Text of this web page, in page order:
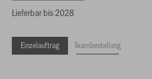
Lieferbar bis 2028
Einzelauftrag Teambestellung